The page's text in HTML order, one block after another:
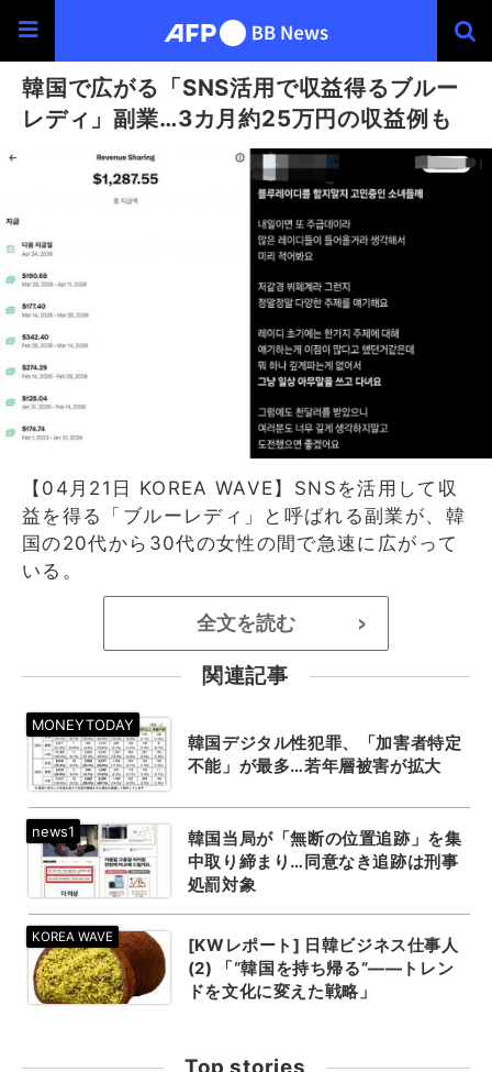
韓国で広がる「SNS活用で収益得るブルー
レディ」副業…3カ月約25万円の収益例も
【04月21日 KOREA WAVE】SNSを活用して収
益を得る「ブルーレディ」と呼ばれる副業が、韓
国の20代から30代の女性の間で急速に広がって
いる。
全文を読む >
関連記事
韓国デジタル性犯罪、「加害者特定
不能」が最多…若年層被害が拡大
韓国当局が「無断の位置追跡」を集
中取り締まり…同意なき追跡は刑事
処罰対象
[KWレポート] 日韓ビジネス仕事人
(2) 「“韓国を持ち帰る”——トレン
ドを文化に変えた戦略」